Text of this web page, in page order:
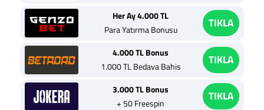
Her Ay 4.000 TL
Para Yatırma Bonusu
TIKLA
4.000 TL Bonus
1.000 TL Bedava Bahis
TIKLA
3.000 TL Bonus
+ 50 Freespin
TIKLA